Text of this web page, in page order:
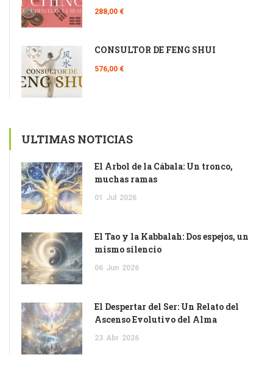
288,00 €
CONSULTOR DE FENG SHUI
576,00 €
ULTIMAS NOTICIAS
El Árbol de la Cábala: Un tronco,
muchas ramas
01 Jul 2026
El Tao y la Kabbalah: Dos espejos, un
mismo silencio
06 Jun 2026
El Despertar del Ser: Un Relato del
Ascenso Evolutivo del Alma
23 Abr 2026